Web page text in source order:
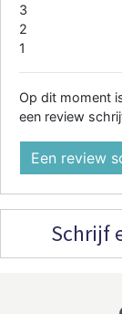
3
2
1
Op dit moment
een review
Een review
Schrijf